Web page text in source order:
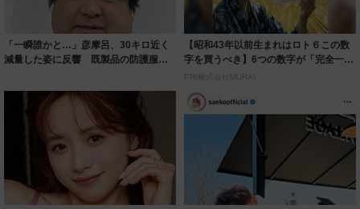
「一瞬誰かと…」彦摩呂、30キロ近く
減量した姿に反響 既製品の防護服が
【昭和43年以前生まれはロト６この数
字を買うべき】6つの数字が「完全一
致」する方...
PR(株式会社MURA)